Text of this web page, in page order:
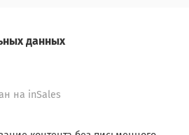
данных
на inSales